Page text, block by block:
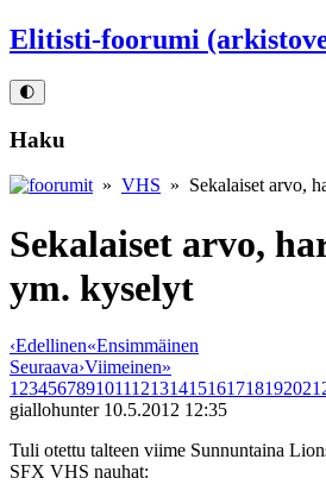
Elitisti-foorumi
🌓
Haku
» VHS » Sekalaiset arvo,
Sekalaiset arvo,
ym. kyselyt
‹Edellinen«Ensimmäinen
Seuraava›Viimeinen»
1 23456789101112131415161718192021
giallohunter 10.5.2012 12:35
Tuli otettu talteen viime Sunnuntaina
SFX VHS nauhat: